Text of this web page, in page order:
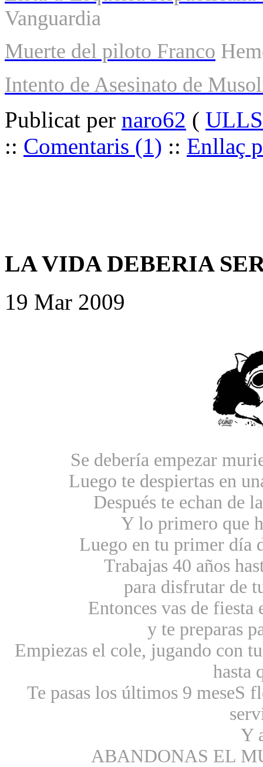
Vanguardia
Muerte del piloto Franco
Intento de Asesinato de
Publicat per naro62 (
:: Comentaris (1) :: Enllaç
LA VIDA DEBERIA
19 Mar 2009
Se debería empezar
Luego te despiertas en
Después te echan de
Y lo primero que
Luego en tu primer día
Trabajas 40 años
para disfrutar de
Entonces vas de fiesta
y te preparas
Empiezas el cole, jugando con
hasta
Te pasas los últimos 9 meseS
Y
ABANDONAS EL